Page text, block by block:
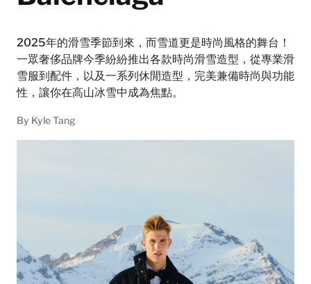
2025年的滑雪季節到來，而雪道更是時尚風格的舞台！
一眾奢侈品牌今季紛紛推出各款時尚滑雪造型，從專業滑
雪服到配件，以及一系列休閒造型，完美兼備時尚與功能
性，讓你在高山冰雪中成為焦點。
By Kyle Tang